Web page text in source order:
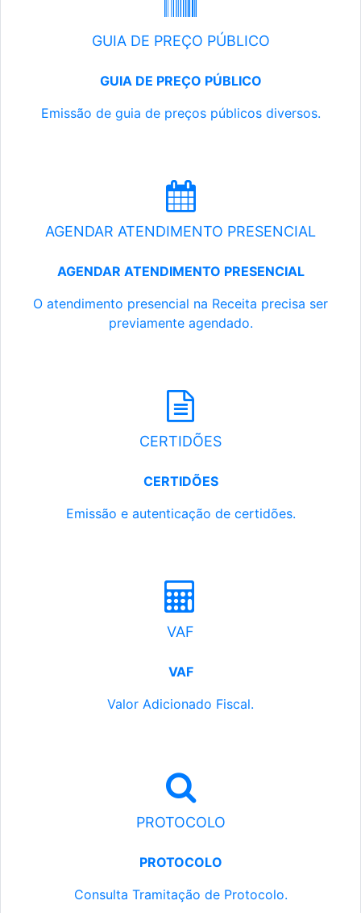
GUIA DE PREÇO PÚBLICO
GUIA DE PREÇO PÚBLICO
Emissão de guia de preços públicos diversos.
AGENDAR ATENDIMENTO PRESENCIAL
AGENDAR ATENDIMENTO PRESENCIAL
O atendimento presencial na Receita precisa ser
previamente agendado.
CERTIDÕES
CERTIDÕES
Emissão e autenticação de certidões.
VAF
VAF
Valor Adicionado Fiscal.
PROTOCOLO
PROTOCOLO
Consulta Tramitação de Protocolo.